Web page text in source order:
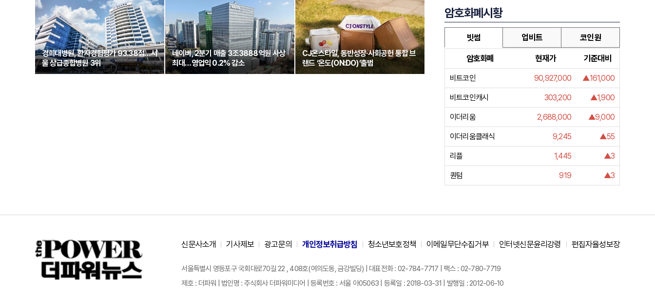
경희대병원, 환자경험평가 93.38점…서
울 상급종합병원 3위
네이버, 2분기 매출 3조3888억원 사상
최대…영업익 0.2% 감소
CJ온스타일, 동반성장·사회공헌 통합 브
랜드 ‘온도(ON:DO)’출범
암호화폐시황
빗썸 업비트 코인원
암호화폐 현재가 기준대비
비트코인 90,927,000 ▲161,000
비트코인캐시 303,200 ▲1,900
이더리움 2,688,000 ▲9,000
이더리움클래식 9,245 ▲55
리플 1,445 ▲3
퀀텀 919 ▲3
신문사소개 기사제보 광고문의 개인정보취급방침 청소년보호정책 이메일무단수집거부 인터넷신문윤리강령 편집자율성보장
서울특별시 영등포구 국회대로70길 22 , 408호(여의도동, 금강빌딩) | 대표전화 : 02-784-7717 | 팩스 : 02-780-7719
제호 : 더파워 | 법인명 : 주식회사 더파워미디어 | 등록번호 : 서울 아05063 | 등록일 : 2018-03-31 | 발행일 : 2012-06-10